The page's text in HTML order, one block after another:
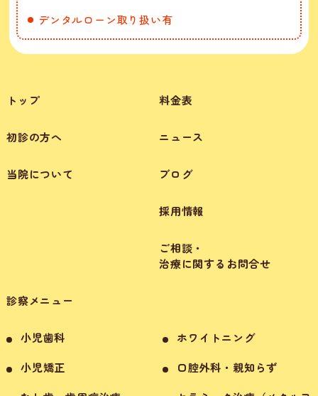
デンタルローン取り扱い有
トップ
初診の方へ
当院について
診察メニュー
小児歯科
小児矯正
ホワイトニング
口腔外科・親知らず
料金表
ニュース
ブログ
採用情報
ご相談・
治療に関するお問合せ